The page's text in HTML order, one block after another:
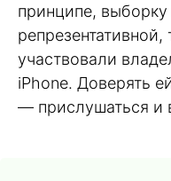
принципе,
репрезентативной,
участвовали
iPhone. Доверять
— прислушаться и